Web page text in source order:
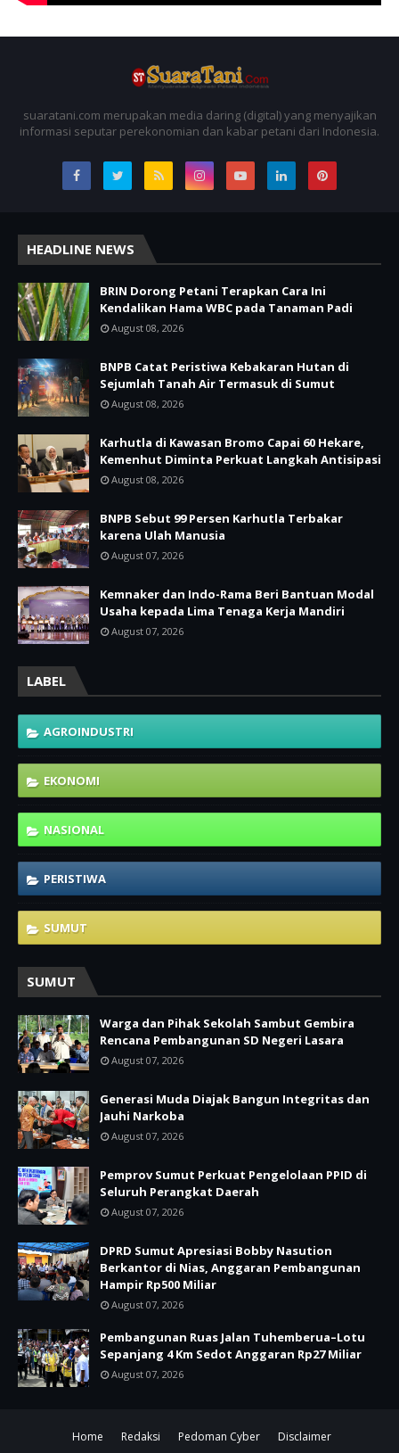
suaratani.com merupakan media daring (digital) yang menyajikan
informasi seputar perekonomian dan kabar petani dari Indonesia.
HEADLINE NEWS
BRIN Dorong Petani Terapkan Cara Ini
Kendalikan Hama WBC pada Tanaman Padi
August 08, 2026
BNPB Catat Peristiwa Kebakaran Hutan di
Sejumlah Tanah Air Termasuk di Sumut
August 08, 2026
Karhutla di Kawasan Bromo Capai 60 Hekare,
Kemenhut Diminta Perkuat Langkah Antisipasi
August 08, 2026
BNPB Sebut 99 Persen Karhutla Terbakar
karena Ulah Manusia
August 07, 2026
Kemnaker dan Indo-Rama Beri Bantuan Modal
Usaha kepada Lima Tenaga Kerja Mandiri
August 07, 2026
LABEL
AGROINDUSTRI
EKONOMI
NASIONAL
PERISTIWA
SUMUT
SUMUT
Warga dan Pihak Sekolah Sambut Gembira
Rencana Pembangunan SD Negeri Lasara
August 07, 2026
Generasi Muda Diajak Bangun Integritas dan
Jauhi Narkoba
August 07, 2026
Pemprov Sumut Perkuat Pengelolaan PPID di
Seluruh Perangkat Daerah
August 07, 2026
DPRD Sumut Apresiasi Bobby Nasution
Berkantor di Nias, Anggaran Pembangunan
Hampir Rp500 Miliar
August 07, 2026
Pembangunan Ruas Jalan Tuhemberua–Lotu
Sepanjang 4 Km Sedot Anggaran Rp27 Miliar
August 07, 2026
Home Redaksi Pedoman Cyber Disclaimer